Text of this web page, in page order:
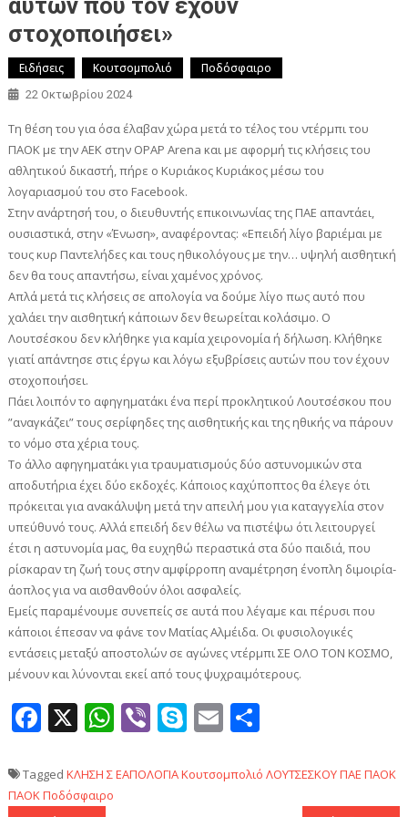
αυτών που τον έχουν
στοχοποιήσει»
Ειδήσεις Κουτσομπολιό Ποδόσφαιρο
22 Οκτωβρίου 2024
Τη θέση του για όσα έλαβαν χώρα μετά το τέλος του ντέρμπι του
ΠΑΟΚ με την ΑΕΚ στην OPAP Arena και με αφορμή τις κλήσεις του
αθλητικού δικαστή, πήρε ο Κυριάκος Κυριάκος μέσω του
λογαριασμού του στο Facebook.
Στην ανάρτησή του, ο διευθυντής επικοινωνίας της ΠΑΕ απαντάει,
ουσιαστικά, στην «Ένωση», αναφέροντας: «Επειδή λίγο βαριέμαι με
τους κυρ Παντελήδες και τους ηθικολόγους με την… υψηλή αισθητική
δεν θα τους απαντήσω, είναι χαμένος χρόνος.
Απλά μετά τις κλήσεις σε απολογία να δούμε λίγο πως αυτό που
χαλάει την αισθητική κάποιων δεν θεωρείται κολάσιμο. Ο
Λουτσέσκου δεν κλήθηκε για καμία χειρονομία ή δήλωση. Κλήθηκε
γιατί απάντησε στις έργω και λόγω εξυβρίσεις αυτών που τον έχουν
στοχοποιήσει.
Πάει λοιπόν το αφηγηματάκι ένα περί προκλητικού Λουτσέσκου που
”αναγκάζει” τους σερίφηδες της αισθητικής και της ηθικής να πάρουν
το νόμο στα χέρια τους.
Το άλλο αφηγηματάκι για τραυματισμούς δύο αστυνομικών στα
αποδυτήρια έχει δύο εκδοχές. Κάποιος καχύποπτος θα έλεγε ότι
πρόκειται για ανακάλυψη μετά την απειλή μου για καταγγελία στον
υπεύθυνό τους. Αλλά επειδή δεν θέλω να πιστέψω ότι λειτουργεί
έτσι η αστυνομία μας, θα ευχηθώ περαστικά στα δύο παιδιά, που
ρίσκαραν τη ζωή τους στην αμφίρροπη αναμέτρηση ένοπλη διμοιρία-
άοπλος για να αισθανθούν όλοι ασφαλείς.
Εμείς παραμένουμε συνεπείς σε αυτά που λέγαμε και πέρυσι που
κάποιοι έπεσαν να φάνε τον Ματίας Αλμέιδα. Οι φυσιολογικές
εντάσεις μεταξύ αποστολών σε αγώνες ντέρμπι ΣΕ ΟΛΟ ΤΟΝ ΚΟΣΜΟ,
μένουν και λύνονται εκεί από τους ψυχραιμότερους.
Facebook
X WhatsApp
ViberSkype
Email
Tagged ΚΛΗΣΗ Σ ΕΑΠΟΛΟΓΙΑΚουτσομπολιό ΛΟΥΤΣΕΣΚΟΥΠΑΕ ΠΑΟΚ
ΠΑΟΚΠοδόσφαιρο